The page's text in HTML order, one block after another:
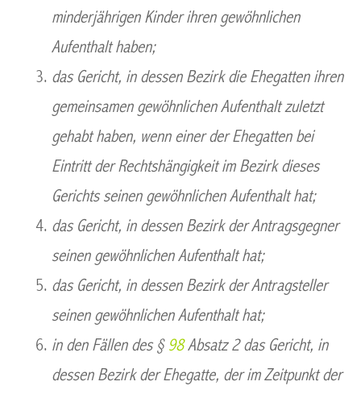
minderjährigen Kinder ihren gewöhnlichen
Aufenthalt haben;
das Gericht, in dessen Bezirk die Ehegatten ihren
gemeinsamen gewöhnlichen Aufenthalt zuletzt
gehabt haben, wenn einer der Ehegatten bei
Eintritt der Rechtshängigkeit im Bezirk dieses
Gerichts seinen gewöhnlichen Aufenthalt hat;
das Gericht, in dessen Bezirk der Antragsgegner
seinen gewöhnlichen Aufenthalt hat;
das Gericht, in dessen Bezirk der Antragsteller
seinen gewöhnlichen Aufenthalt hat;
in den Fällen des § 98Absatz 2 das Gericht, in
dessen Bezirk der Ehegatte, der im Zeitpunkt der